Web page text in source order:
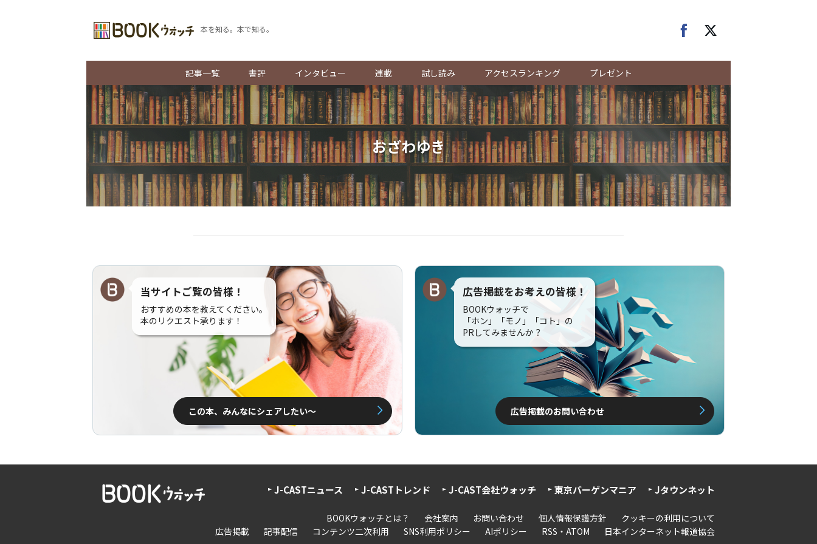
本を知る。本で知る。
記事一覧 書評 インタビュー 連載 試し読み アクセスランキング プレゼント
おざわゆき
当サイトご覧の皆様！
おすすめの本を教えてください。
本のリクエスト承ります！
この本、みんなにシェアしたい〜
広告掲載をお考えの皆様！
BOOKウォッチで
「ホン」「モノ」「コト」の
PRしてみませんか？
広告掲載のお問い合わせ
J-CASTニュース J-CASTトレンド J-CAST会社ウォッチ 東京バーゲンマニア Jタウンネット
BOOKウォッチとは？ 会社案内 お問い合わせ 個人情報保護方針
クッキーの利用について
広告掲載
記事配信 コンテンツ二次利用 SNS利用ポリシー AIポリシー RSS・ATOM 日本インターネット報道協会